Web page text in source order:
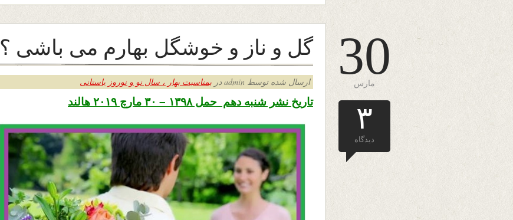
30
مارس
۳
دیدگاه
گل و ناز و خوشگل بهارم می باشی ؟
ارسال شده توسط admin در بمناسبت بهار ، سال نو و نوروز باستانی
تاریخ نشر شنبه دهم حمل ۱۳۹۸ – ۳۰ مارچ ۲۰۱۹ هالند